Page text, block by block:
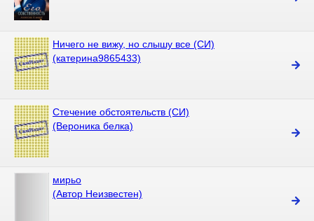
Ничего не вижу, но слышу все (СИ)
(катерина9865433)
Стечение обстоятельств (СИ)
(Вероника белка)
мирьо
(Автор Неизвестен)